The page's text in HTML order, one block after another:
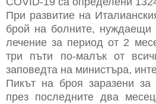
При развитие на
брой на болните, нуждаещи
лечение за период от 2
три пъти по-малък от
заповедта на министъра,
Пикът на броя заразени
през последните два